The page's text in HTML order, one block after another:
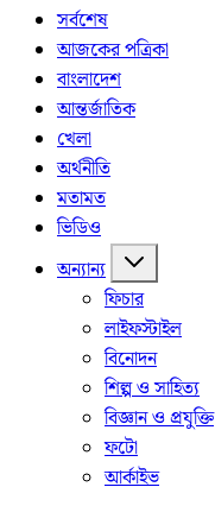
সর্বশেষ
আজকের পত্রিকা
বাংলাদেশ
আন্তর্জাতিক
খেলা
অর্থনীতি
মতামত
ভিডিও
অন্যান্য
ফিচার
লাইফস্টাইল
বিনোদন
শিল্প ও সাহিত্য
বিজ্ঞান ও প্রযুক্তি
ফটো
আর্কাইভ